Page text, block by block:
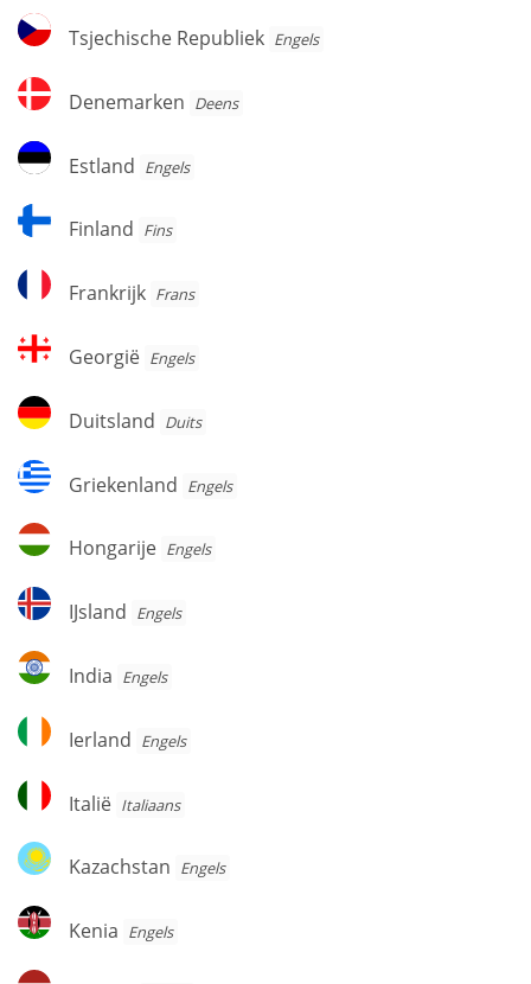
Tsjechische
Republiek
Tsjechische Republiek Engels
Denemarken
Denemarken Deens
Estland
Estland Engels
Finland
Finland Fins
Frankrijk
Frankrijk Frans
Georgië
Georgië Engels
Duitsland
Duitsland Duits
Griekenland
Griekenland Engels
Hongarije
Hongarije Engels
IJsland
IJsland Engels
India
India Engels
Ierland
Ierland Engels
Italië
Italië Italiaans
Kazachstan
Kazachstan Engels
Kenia
Kenia Engels